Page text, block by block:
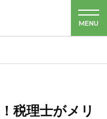
税理士がメリ